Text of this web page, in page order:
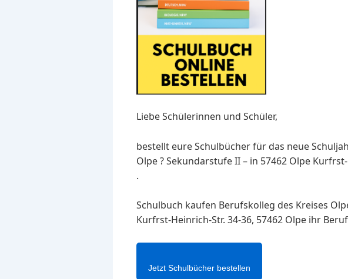
Liebe Schülerinnen und Schüler,
bestellt eure Schulbücher für das neue
Olpe ? Sekundarstufe II – in 57462 Olpe
.
Schulbuch kaufen Berufskolleg des Kreises
Kurfrst-Heinrich-Str. 34-36, 57462 Olpe ihr
Jetzt Schulbücher bestellen